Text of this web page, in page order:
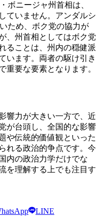
ボニージャ州首相は、
ていません。アンダルシ
ため、ボク党の協力が
、州首相としてはボク党
ることは、州内の穏健派
います。両者の駆け引き
重要な要素となります。
響力が大きい一方で、近
が台頭し、全国的な影響
や伝統的価値観といった
れる政治的争点です。今
内の政治力学だけでな
を理解する上でも注目す
LINE